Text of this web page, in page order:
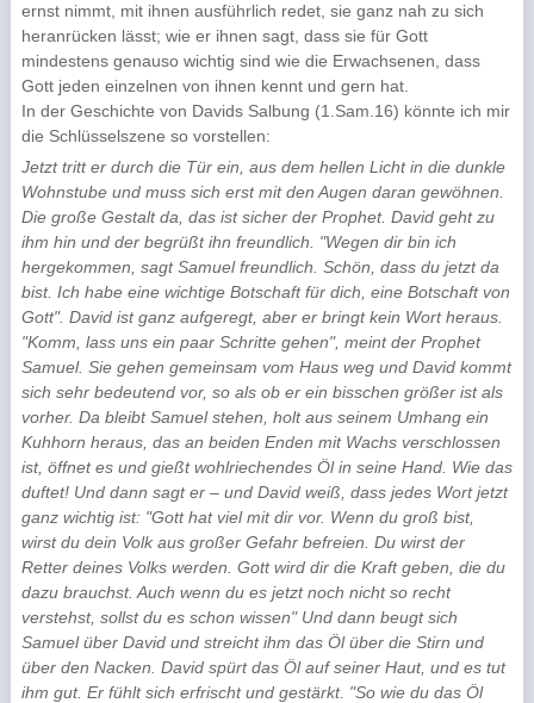
ernst nimmt, mit ihnen ausführlich redet, sie ganz nah zu sich
heranrücken lässt; wie er ihnen sagt, dass sie für Gott
mindestens genauso wichtig sind wie die Erwachsenen, dass
Gott jeden einzelnen von ihnen kennt und gern hat.
In der Geschichte von Davids Salbung (1.Sam.16) könnte ich mir
die Schlüsselszene so vorstellen:
Jetzt tritt er durch die Tür ein, aus dem hellen Licht in die dunkle
Wohnstube und muss sich erst mit den Augen daran gewöhnen.
Die große Gestalt da, das ist sicher der Prophet. David geht zu
ihm hin und der begrüßt ihn freundlich. "Wegen dir bin ich
hergekommen, sagt Samuel freundlich. Schön, dass du jetzt da
bist. Ich habe eine wichtige Botschaft für dich, eine Botschaft von
Gott". David ist ganz aufgeregt, aber er bringt kein Wort heraus.
"Komm, lass uns ein paar Schritte gehen", meint der Prophet
Samuel. Sie gehen gemeinsam vom Haus weg und David kommt
sich sehr bedeutend vor, so als ob er ein bisschen größer ist als
vorher. Da bleibt Sa­muel stehen, holt aus seinem Umhang ein
Kuhhorn heraus, das an beiden Enden mit Wachs ver­schlossen
ist, öffnet es und gießt wohlriechendes Öl in seine Hand. Wie das
duftet! Und dann sagt er – und David weiß, dass jedes Wort jetzt
ganz wichtig ist: "Gott hat viel mit dir vor. Wenn du groß bist,
wirst du dein Volk aus großer Gefahr befreien. Du wirst der
Retter deines Volks werden. Gott wird dir die Kraft geben, die du
dazu brauchst. Auch wenn du es jetzt noch nicht so recht
verstehst, sollst du es schon wissen" Und dann beugt sich
Samuel über David und streicht ihm das Öl über die Stirn und
über den Nacken. David spürt das Öl auf seiner Haut, und es tut
ihm gut. Er fühlt sich erfrischt und gestärkt. "So wie du das Öl